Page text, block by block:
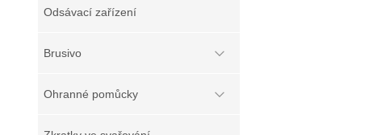
Odsávací zařízení
Brusivo
Ohranné pomůcky